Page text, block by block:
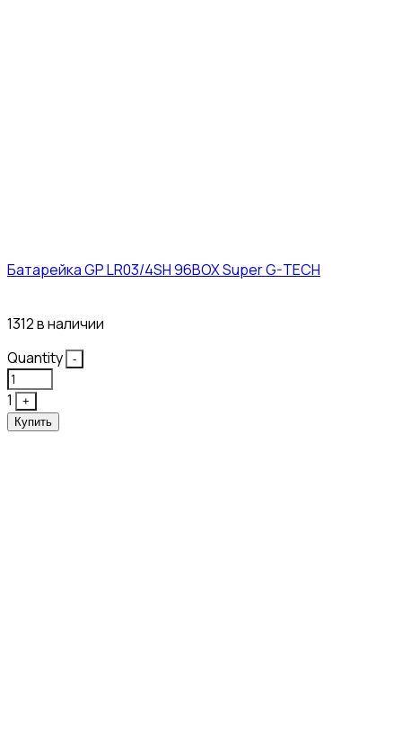
Батарейка GP LR03/4SH 96BOX Super G-TECH
1312 в наличии
Quantity
-
1
+
Купить